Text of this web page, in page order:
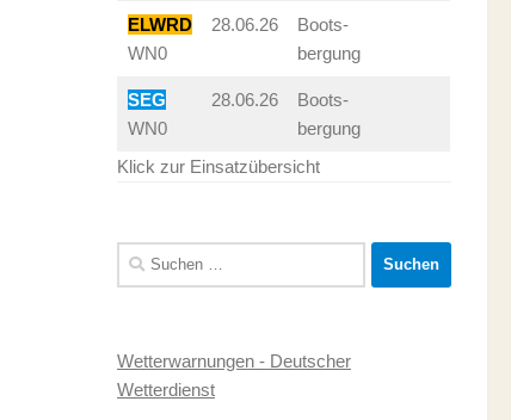
ELWRD
WN0
28.06.26
Boots-
bergung
SEG
WN0
28.06.26
Boots-
bergung
Klick zur Einsatzübersicht
Suchen
nach:
Wetterwarnungen - Deutscher
Wetterdienst